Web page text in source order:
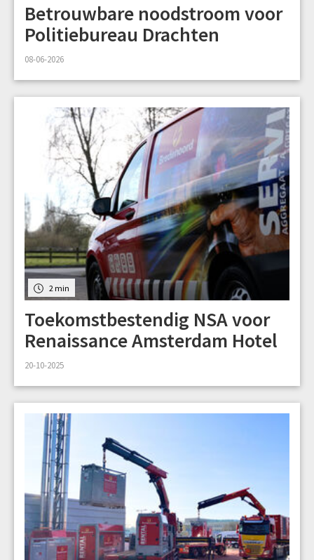
Betrouwbare noodstroom voor
Politiebureau Drachten
08-06-2026
2 min
Toekomstbestendig NSA voor
Renaissance Amsterdam Hotel
20-10-2025